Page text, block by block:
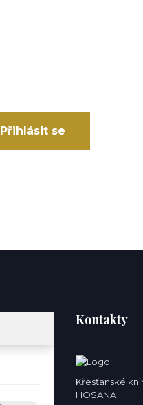
Přihlásit se
Kontakty
Křesťanské
HOSANA